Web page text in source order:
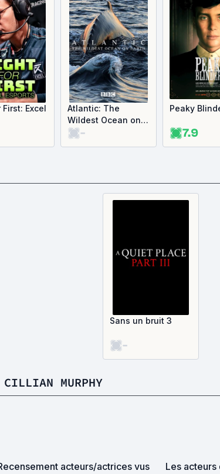
First: Excel
Atlantic: The
Wildest Ocean on
Earth
-
Peaky
7.9
Sans un bruit 3
-
MURPHY
acteurs/actrices vus
Les